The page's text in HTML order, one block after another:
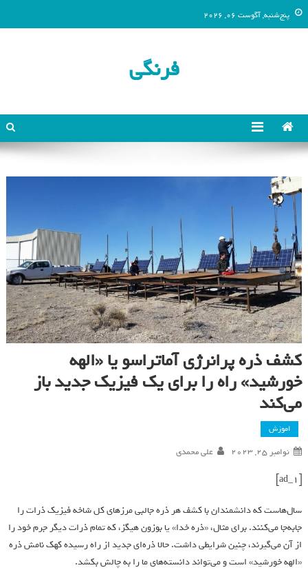
پنج‌شنبه, آگوست 06, 2026
فرنگی
کشف ذره پرانرژی آماتراسو یا «الهه
خورشید» راه را برای یک فیزیک جدید باز
می‌کند
اموزش
نوامبر 25, 2023 علی محمدی
[ad_1]
سال‌هاست که دانشمندان با کشف هر ذره جالبی مرزهای کل شاخه فیزیک ذرات را
جابه‌جا می‌کنند. برای مثال، «ذره خدا» یا بوزون هیگز، که تمام ذرات دیگر جرم خود را
از آن می‌گیرند، چنین شرایطی داشت. حالا ذره‌ای جدید از راه رسیده کهک نامش ذره
«الهه خورشید» است و می‌تواند دانسته‌های ما را به چالش بکشد.